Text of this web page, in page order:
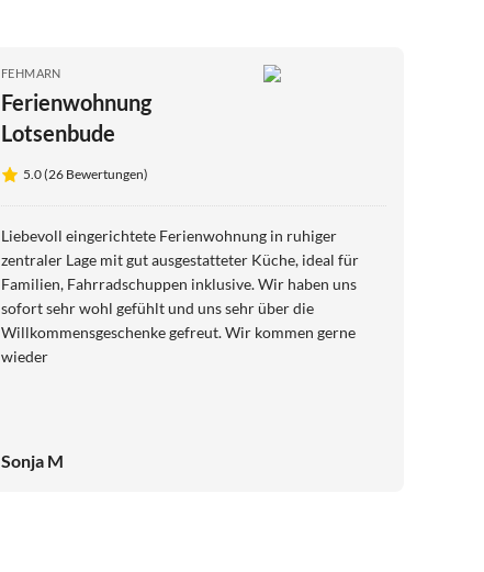
FEHMARN
Ferienwohnung
Lotsenbude
5.0 (26 Bewertungen)
Liebevoll eingerichtete Ferienwohnung in ruhiger
zentraler Lage mit gut ausgestatteter Küche, ideal für
Familien, Fahrradschuppen inklusive. Wir haben uns
sofort sehr wohl gefühlt und uns sehr über die
Willkommensgeschenke gefreut. Wir kommen gerne
wieder
Sonja M